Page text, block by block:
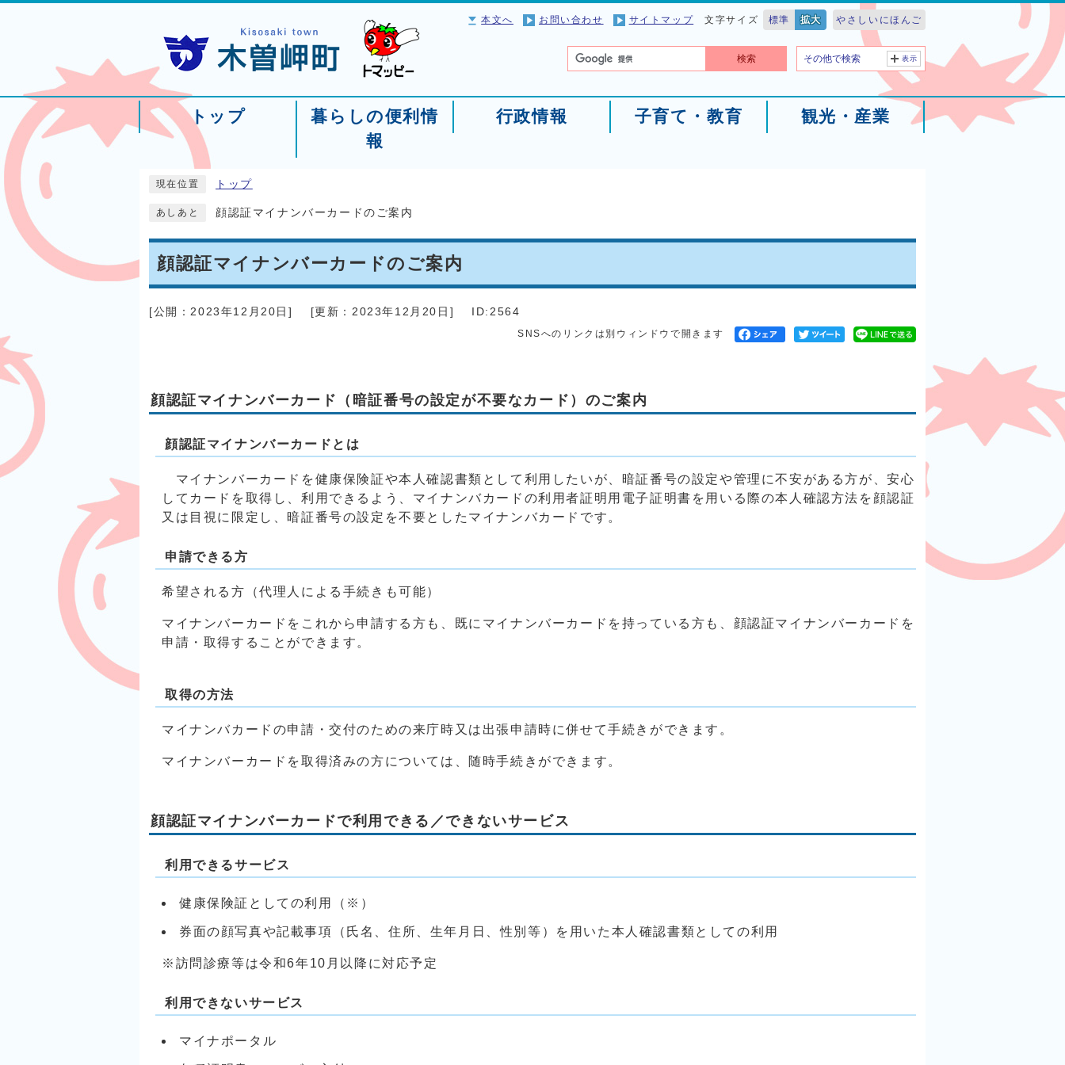
本文へ お問い合わせ サイトマップ 文字サイズ 標準 拡大 やさしいにほんご
検索 その他で検索 表示
トップ
暮らしの便利情
報
行政情報 子育て・教育 観光・産業
現在位置 トップ
あしあと 顔認証マイナンバーカードのご案内
顔認証マイナンバーカードのご案内
[公開：2023年12月20日] [更新：2023年12月20日 ] ID:2564
SNSへのリンクは別ウィンドウで開きます
顔認証マイナンバーカード（暗証番号の設定が不要なカード）のご案内
顔認証マイナンバーカードとは
マイナンバーカードを健康保険証や本人確認書類として利用したいが、暗証番号の設定や管理に不安がある方が、安心
してカードを取得し、利用できるよう、マイナンバカードの利用者証明用電子証明書を用いる際の本人確認方法を顔認証
又は目視に限定し、暗証番号の設定を不要としたマイナンバカードです。
申請できる方
希望される方（代理人による手続きも可能）
マイナンバーカードをこれから申請する方も、既にマイナンバーカードを持っている方も、顔認証マイナンバーカードを
申請・取得することができます。
取得の方法
マイナンバカードの申請・交付のための来庁時又は出張申請時に併せて手続きができます。
マイナンバーカードを取得済みの方については、随時手続きができます。
顔認証マイナンバーカードで利用できる／できないサービス
利用できるサービス
健康保険証としての利用（※）
券面の顔写真や記載事項（氏名、住所、生年月日、性別等）を用いた本人確認書類としての利用
※訪問診療等は令和6年10月以降に対応予定
利用できないサービス
マイナポータル